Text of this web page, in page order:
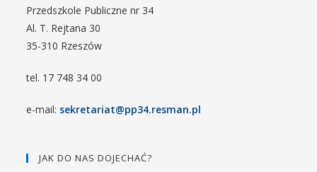
Przedszkole Publiczne nr 34
Al. T. Rejtana 30
35-310 Rzeszów
tel. 17 748 34 00
e-mail: sekretariat@pp34.resman.pl
JAK DO NAS DOJECHAĆ?